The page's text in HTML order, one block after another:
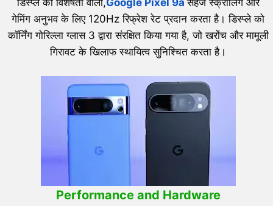
डिस्प्ले की विशेषता वाला,Google Pixel 9aसहज स्क्रॉलिंग और
गेमिंग अनुभव के लिए 120Hz रिफ्रेश रेट प्रदान करता है। डिस्प्ले को
कॉर्निंग गोरिल्ला ग्लास 3 द्वारा संरक्षित किया गया है, जो खरोंच और मामूली
गिरावट के खिलाफ स्थायित्व सुनिश्चित करता है।
Performance and Hardware